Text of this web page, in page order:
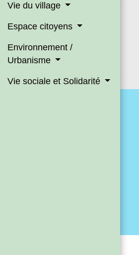
Vie du village
Espace citoyens
Environnement /
Urbanisme
Vie sociale et Solidarité